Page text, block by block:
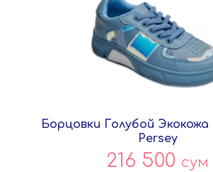
Борцовки Голубой Экокожа
Persey
216 500 сум